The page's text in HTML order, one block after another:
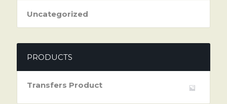
Uncategorized
PRODUCTS
Transfers Product